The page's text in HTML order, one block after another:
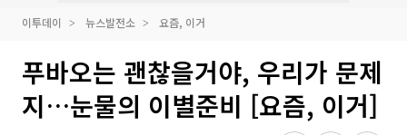
이투데이 뉴스발전소 요즘, 이거
푸바오는 괜찮을거야, 우리가 문제
지…눈물의 이별준비 [요즘, 이거]